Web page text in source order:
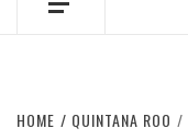
HOME QUINTANA ROO